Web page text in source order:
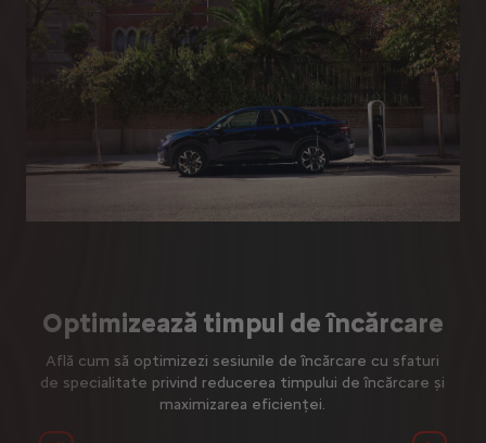
Optimizează timpul de încărcare
Află cum să optimizezi sesiunile de încărcare cu sfaturi
de specialitate privind reducerea timpului de încărcare și
maximizarea eficienței.